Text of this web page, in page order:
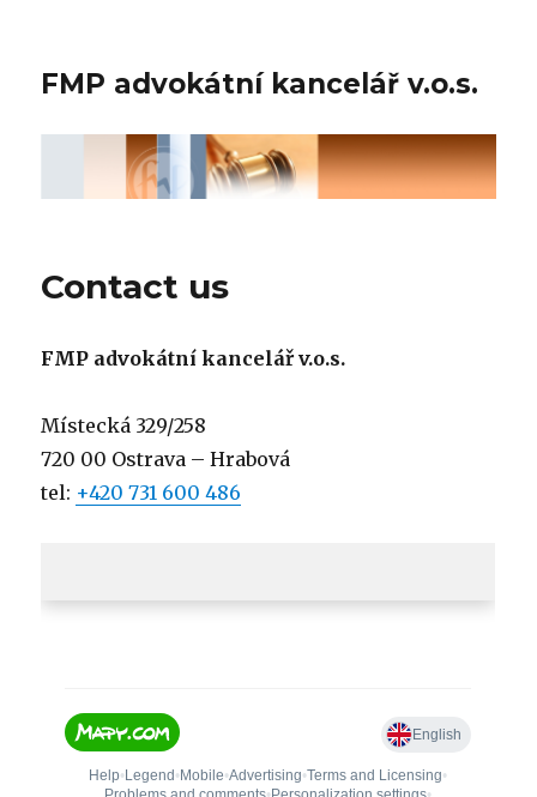
FMP advokátní kancelář v.o.s.
Contact us
FMP advokátní kancelář v.o.s.
Místecká 329/258
720 00 Ostrava – Hrabová
tel: +420 731 600 486